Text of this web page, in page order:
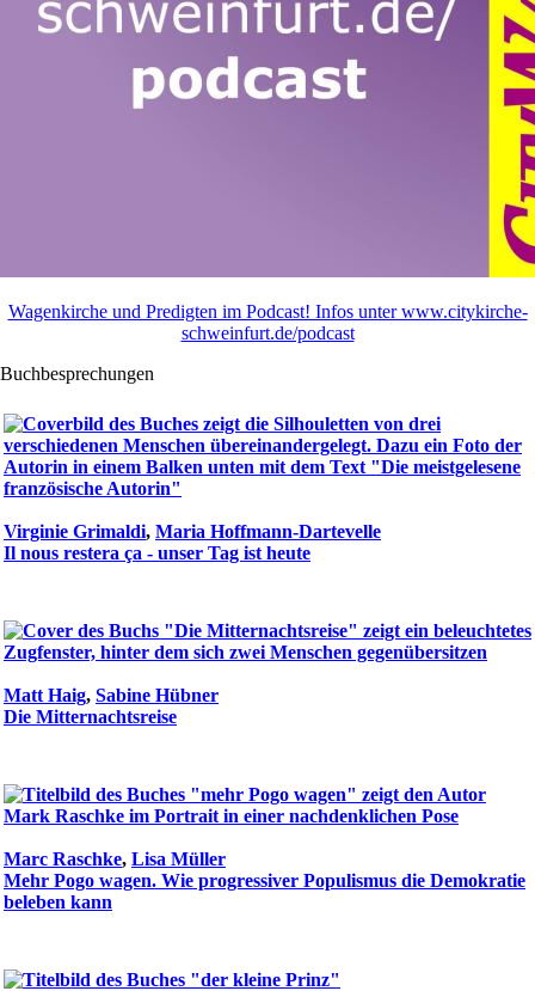
Wagenkirche und Predigten im Podcast! Infos unter www.citykirche-
schweinfurt.de/podcast
Buchbesprechungen
Virginie Grimaldi, Maria Hoffmann-Dartevelle
Il nous restera ça - unser Tag ist heute
Matt Haig, Sabine Hübner
Die Mitternachtsreise
Marc Raschke, Lisa Müller
Mehr Pogo wagen. Wie progressiver Populismus die Demokratie
beleben kann